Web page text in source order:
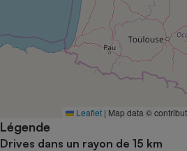
Leaflet | Map data ©
Légende
Drives dans un rayon de 15 km